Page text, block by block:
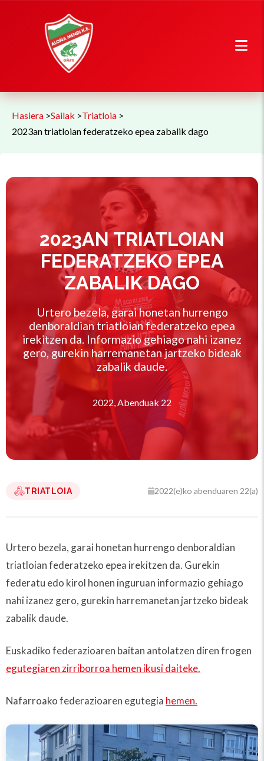
Hasiera >Sailak >Triatloia >
2023an triatloian federatzeko epea zabalik dago
2023AN TRIATLOIAN
FEDERATZEKO EPEA
ZABALIK DAGO
Urtero bezela, garai honetan hurrengo
denboraldian triatloian federatzeko epea
irekitzen da. Informazio gehiago nahi izanez
gero, gurekin harremanetan jartzeko bideak
zabalik daude.
2022, Abenduak 22
TRIATLOIA 2022(e)ko abenduaren 22(a)
Urtero bezela, garai honetan hurrengo denboraldian
triatloian federatzeko epea irekitzen da. Gurekin
federatu edo kirol honen inguruan informazio gehiago
nahi izanez gero, gurekin harremanetan jartzeko bideak
zabalik daude.
Euskadiko federazioaren baitan antolatzen diren frogen
egutegiaren zirriborroa hemen ikusi daiteke.
Nafarroako federazioaren egutegia hemen.